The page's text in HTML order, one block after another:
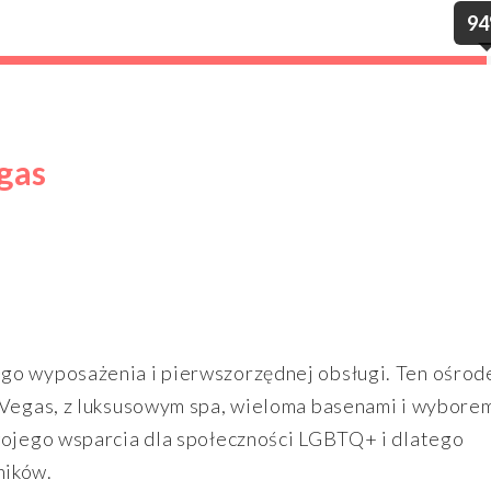
wyposażenia i pierwszorzędnej obsługi. Ten
z luksusowym spa, wieloma basenami i
wsparcia dla społeczności LGBTQ+ i dlatego